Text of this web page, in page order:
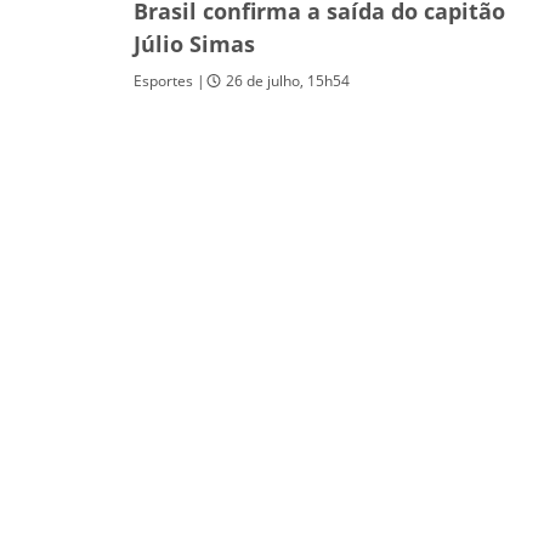
Brasil confirma a saída do capitão
Júlio Simas
Esportes | 26 de julho, 15h54